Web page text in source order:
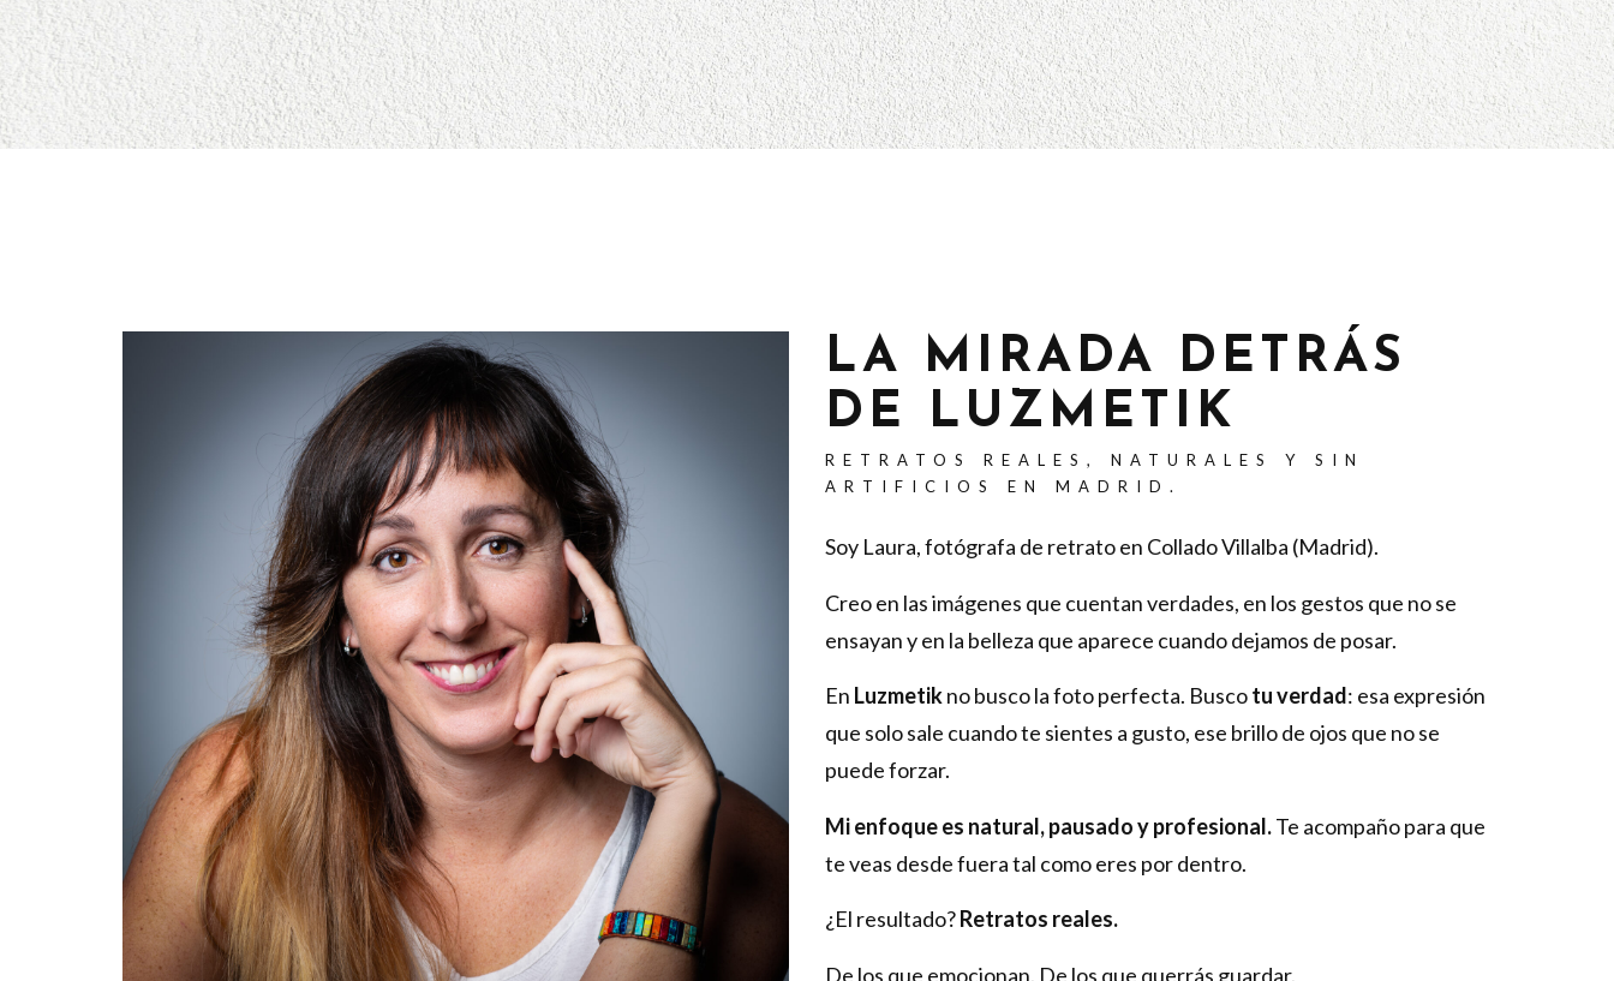
LA MIRADA DETRÁS
DE LUZMETIK
RETRATOS REALES, NATURALES Y SIN
ARTIFICIOS EN MADRID.
Soy Laura, fotógrafa de retrato en Collado Villalba (Madrid).
Creo en las imágenes que cuentan verdades, en los gestos que no se
ensayan y en la belleza que aparece cuando dejamos de posar.
En Luzmetikno busco la foto perfecta. Buscotu verdad: esa expresión
que solo sale cuando te sientes a gusto, ese brillo de ojos que no se
puede forzar.
Mi enfoque es natural, pausado y profesional.Te acompaño para que
te veas desde fuera tal como eres por dentro.
¿El resultado?Retratos reales.
De los que emocionan. De los que querrás guardar.